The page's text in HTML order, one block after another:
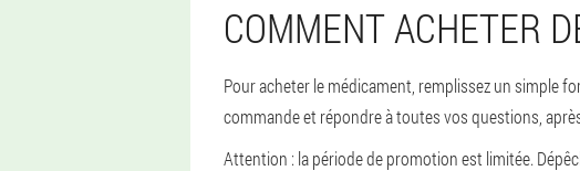
COMMENT ACHETER
Pour acheter le médicament, remplissez un simple
commande et répondre à toutes vos questions,
Attention : la période de promotion est limitée.